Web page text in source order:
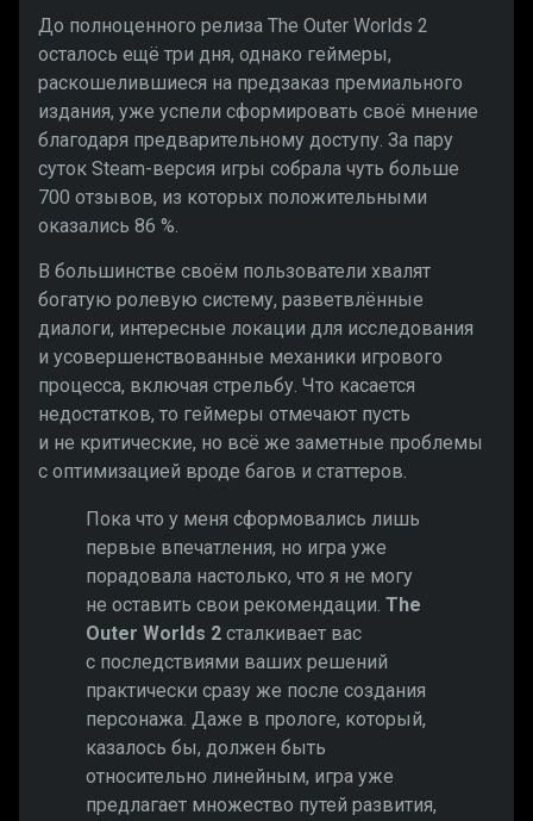
До полноценного релиза The Outer Worlds 2
осталось ещё три дня, однако геймеры,
раскошелившиеся на предзаказ премиального
издания, уже успели сформировать своё мнение
благодаря предварительному доступу. За пару
суток Steam-версия игры собрала чуть больше
700 отзывов, из которых положительными
оказались 86 %.
В большинстве своём пользователи хвалят
богатую ролевую систему, разветвлённые
диалоги, интересные локации для исследования
и усовершенствованные механики игрового
процесса, включая стрельбу. Что касается
недостатков, то геймеры отмечают пусть
и не критические, но всё же заметные проблемы
с оптимизацией вроде багов и статтеров.
Пока что у меня сформовались лишь
первые впечатления, но игра уже
порадовала настолько, что я не могу
не оставить свои рекомендации. The
Outer Worlds 2 сталкивает вас
с последствиями ваших решений
практически сразу же после создания
персонажа. Даже в прологе, который,
казалось бы, должен быть
относительно линейным, игра уже
предлагает множество путей развития,